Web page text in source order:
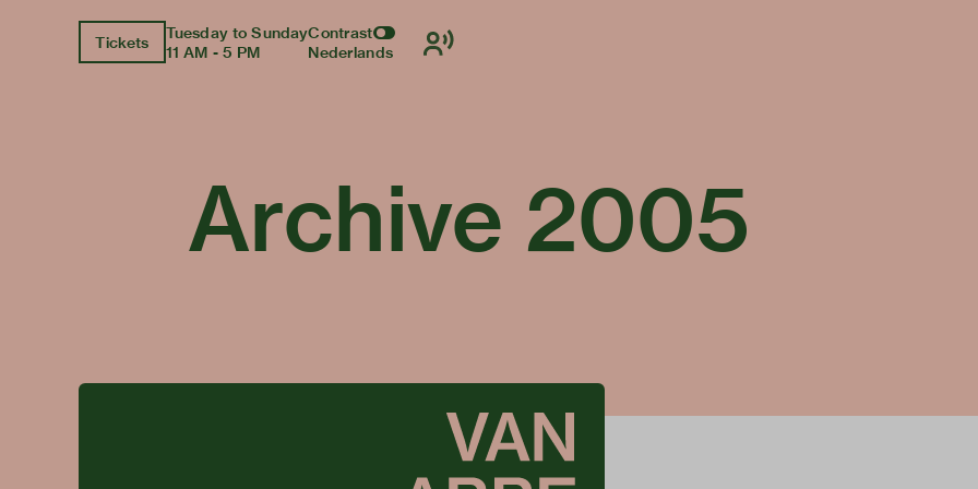
Tickets
Tuesday to Sunday
11 AM - 5 PM
Contrast
Nederlands
Archive 2005